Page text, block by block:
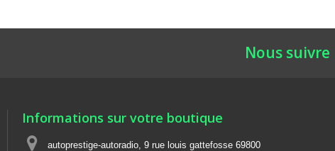
Nous suivre
Informations sur votre boutique
autoprestige-autoradio, 9 rue louis gattefosse 69800